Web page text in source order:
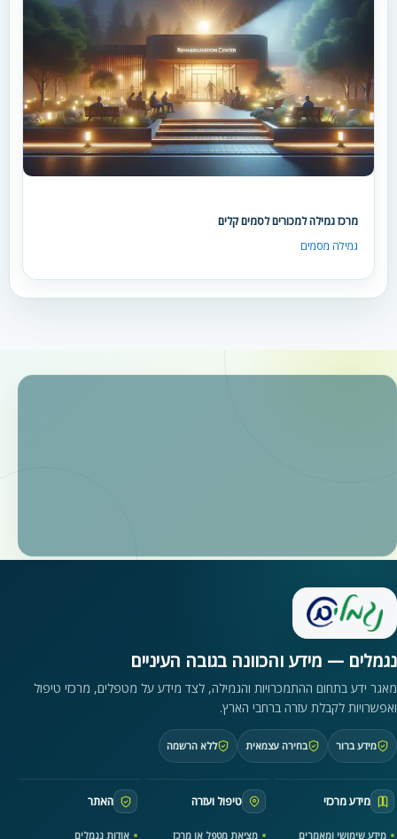
מרכז גמילה למכורים לסמים קלים
גמילה מסמים
נגמלים — מידע והכוונה בגובה העיניים
מאגר ידע בתחום ההתמכרויות והגמילה, לצד מידע על מטפלים, מרכזי טיפול
ואפשרויות לקבלת עזרה ברחבי הארץ.
מידע ברור בחירה עצמאית ללא הרשמה
מידע מרכזי
מידע שימושי ומאמרים
טיפול ועזרה
מציאת מטפל או מרכז
האתר
אודות נגמלים